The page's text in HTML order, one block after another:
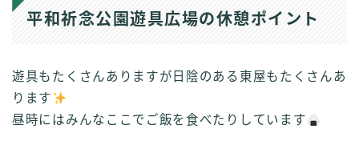
平和祈念公園遊具広場の休憩ポイント
遊具もたくさんありますが日陰のある東屋もたくさんあ
ります
昼時にはみんなここでご飯を食べたりしています